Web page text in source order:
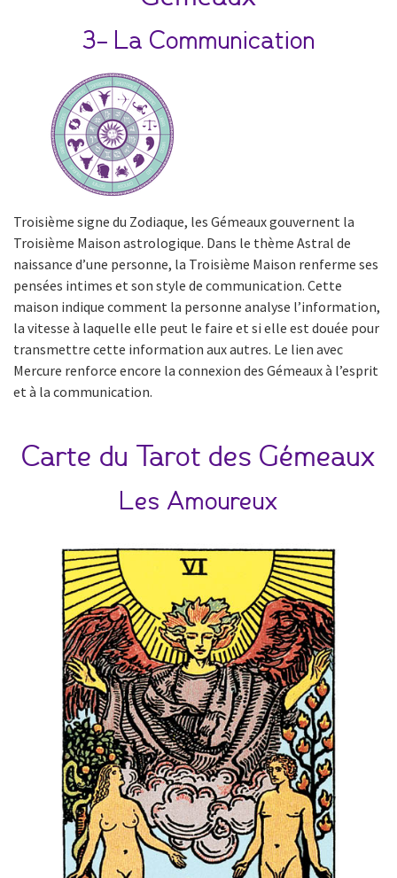
3- La Communication
Troisième signe du Zodiaque, les Gémeaux gouvernent la
Troisième Maison astrologique. Dans le thème Astral de
naissance d’une personne, la Troisième Maison renferme ses
pensées intimes et son style de communication. Cette
maison indique comment la personne analyse l’information,
la vitesse à laquelle elle peut le faire et si elle est douée pour
transmettre cette information aux autres. Le lien avec
Mercure renforce encore la connexion des Gémeaux à l’esprit
et à la communication.
Carte du Tarot des Gémeaux
Les Amoureux